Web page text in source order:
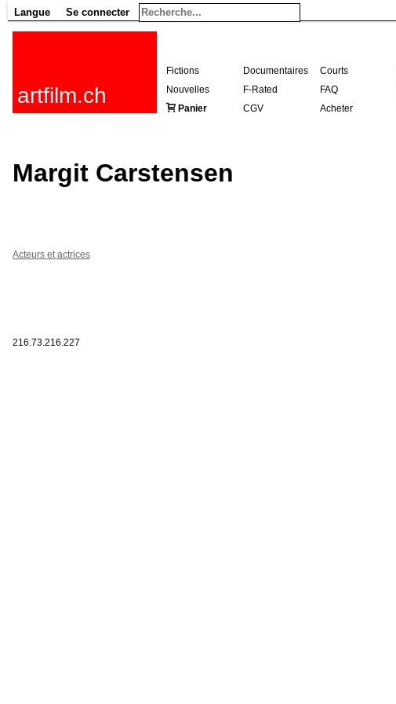
Langue Se connecter
artfilm.ch
Fictions Documentaires Courts
Nouvelles
F-Rated FAQ
Panier
CGV Acheter
Margit Carstensen
Acteurs et actrices
216.73.216.227